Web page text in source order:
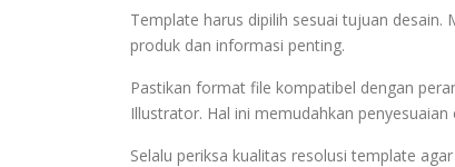
Template harus dipilih sesuai tujuan
produk dan informasi penting.
Pastikan format file kompatibel dengan
Illustrator. Hal ini memudahkan
Selalu periksa kualitas resolusi template